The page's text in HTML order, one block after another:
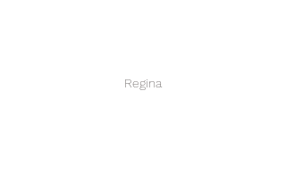
Regina